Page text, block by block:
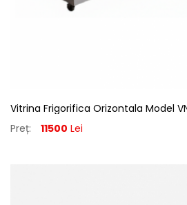
Vitrina Frigorifica Orizontala Model
Preț:
11500 Lei